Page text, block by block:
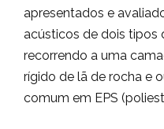
apresentados e
acústicos de dois tipos
recorrendo a uma
rígido de lã de rocha e
comum em EPS